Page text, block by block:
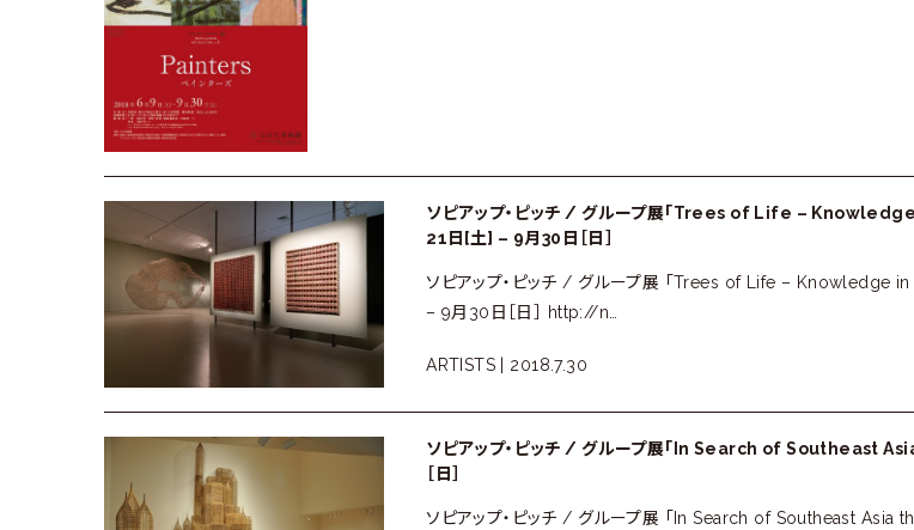
ソピアップ・ピッチ / グループ展「Trees of Life – Knowledge
21日[土] – 9月30日［日］
ソピアップ・ピッチ / グループ展 「Trees of Life – Knowledge
– 9月30日［日］ http://n…
ARTISTS | 2018.7.30
ソピアップ・ピッチ / グループ展「In Search of Southeast
［日］
ソピアップ・ピッチ / グループ展 「In Search of Southeast Asia